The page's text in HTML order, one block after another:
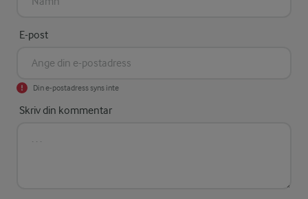
E-post
Din e-postadress syns inte
Skriv din kommentar